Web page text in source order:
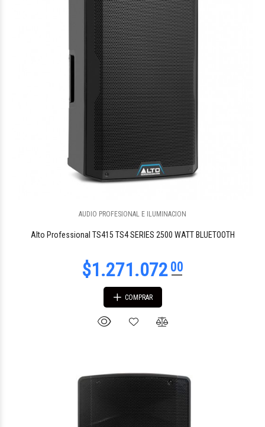
AUDIO PROFESIONAL E ILUMINACION
Alto Professional TS415 TS4 SERIES 2500 WATT BLUETOOTH
COMPRAR